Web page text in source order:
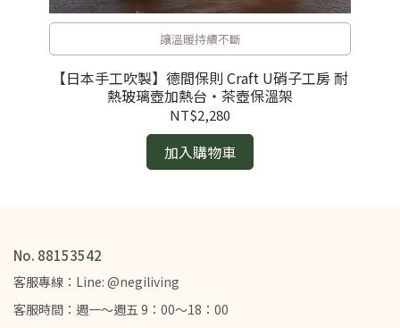
讓溫暖持續不斷
【日本手工吹製】德間保則 Craft U硝子工房 耐
熱玻璃壺加熱台・茶壺保溫架
NT$2,280
加入購物車
No. 88153542
客服專線：Line: @negiliving
客服時間：週一～週五 9：00～18：00